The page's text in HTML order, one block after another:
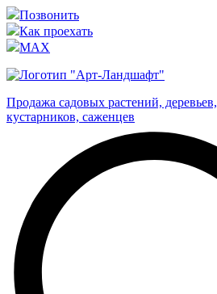
Позвонить
Как проехать
MAX
Продажа садовых растений, деревьев,
кустарников, саженцев